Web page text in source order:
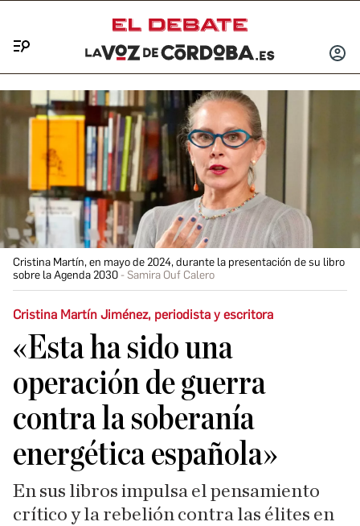
INICIAR
Cristina Martín, en mayo de 2024, durante la presentación de su libro
sobre la Agenda 2030
Samira Ouf Calero
Cristina Martín Jiménez, periodista y escritora
«Esta ha sido una
operación de guerra
contra la soberanía
energética española»
En sus libros impulsa el pensamiento
crítico y la rebelión contra las élites en